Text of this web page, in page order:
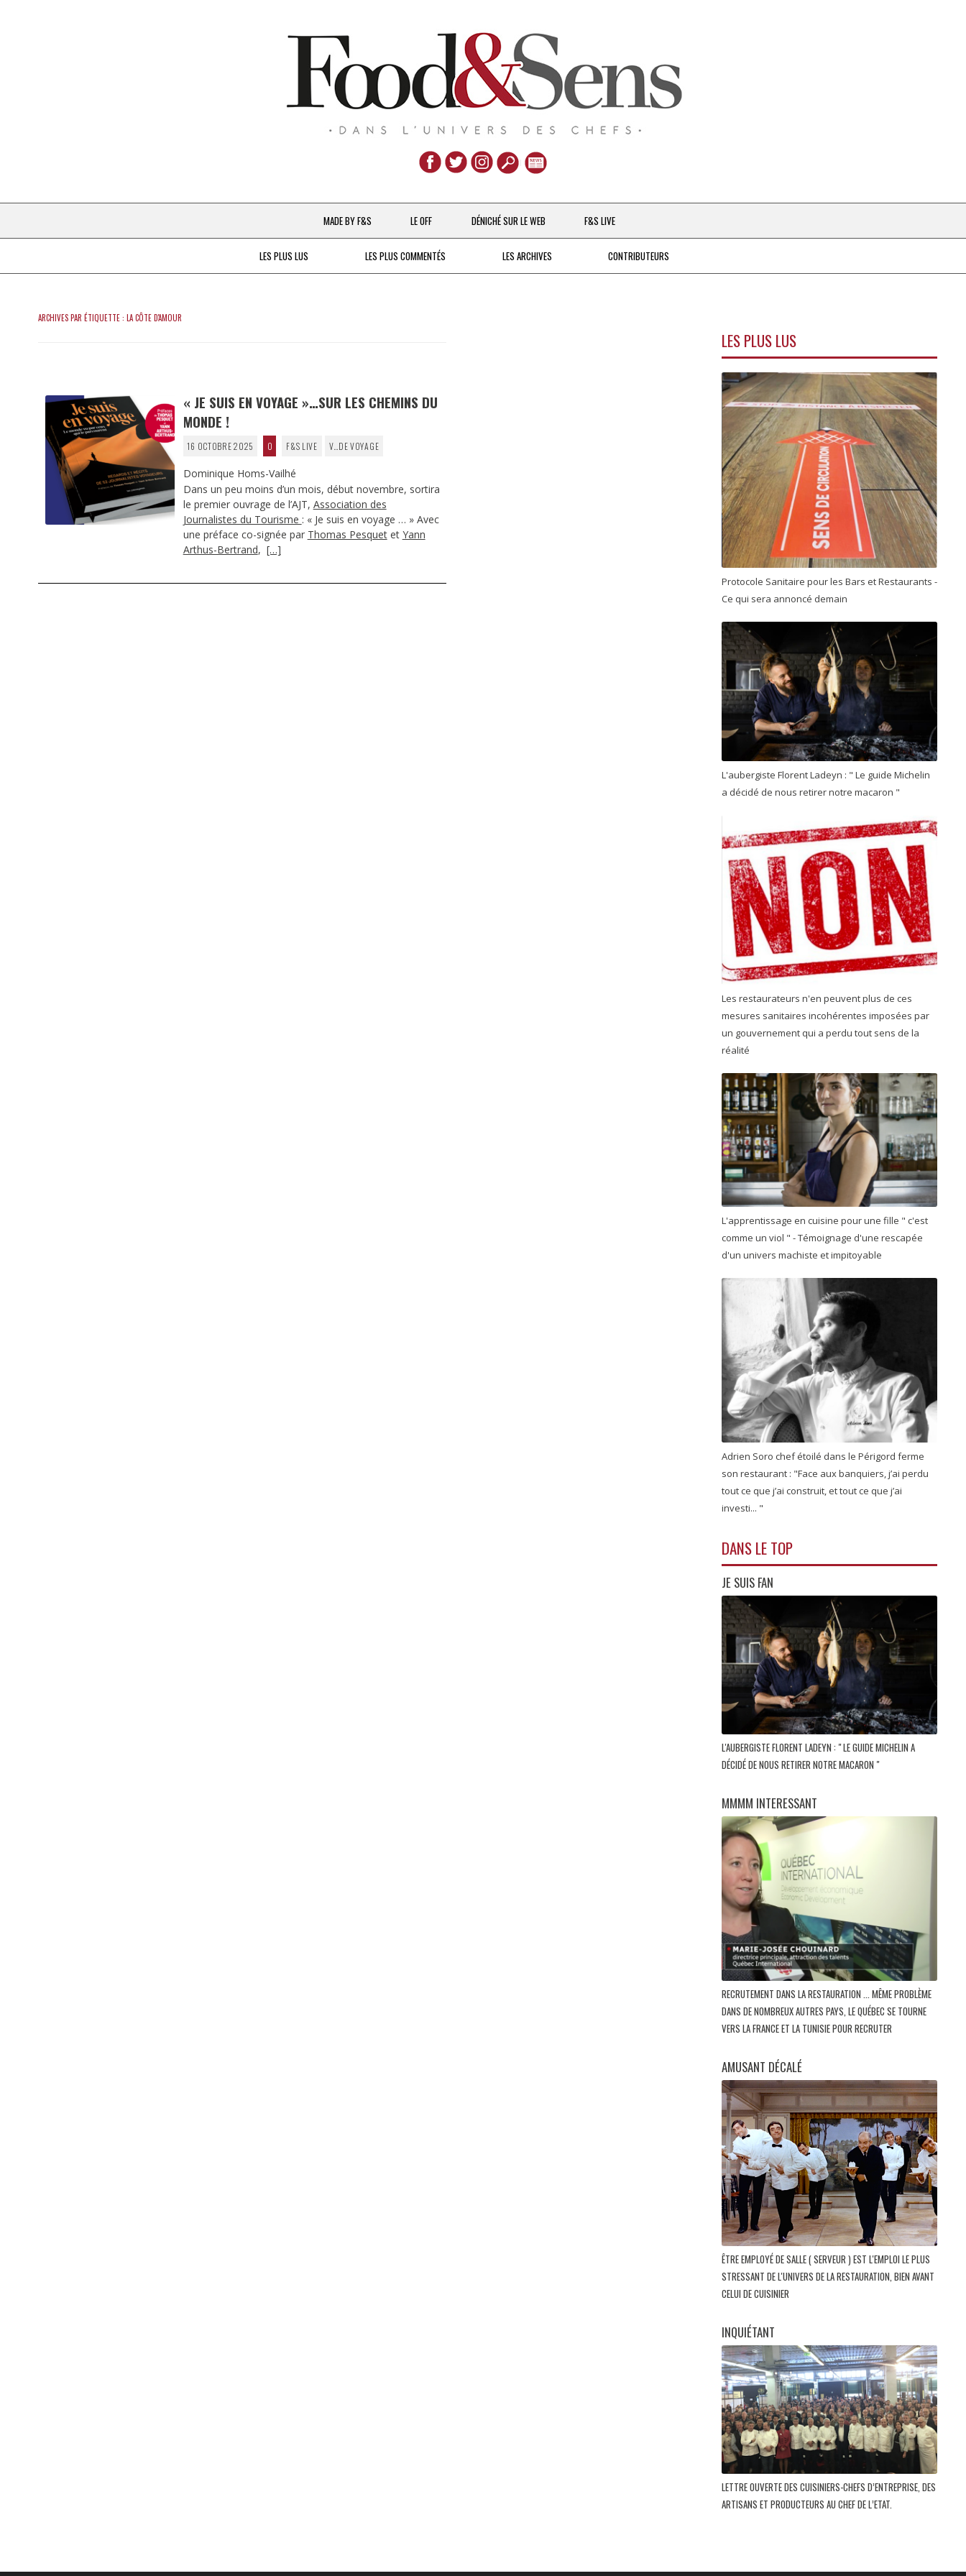
Aller
au
contenu
MADE BY F&S
CHEFS & ACTUALITÉS
LE OFF DÉNICHÉ SUR LE WEB F&S LIVE
LES PLUS LUS LES PLUS COMMENTÉS LES ARCHIVES CONTRIBUTEURS
ARCHIVES PAR ÉTIQUETTE : LA CÔTE D'AMOUR
« JE SUIS EN VOYAGE »…SUR LES CHEMINS DU
MONDE !
16 OCTOBRE 2025 0 F&S LIVE V…DE VOYAGE
Dominique Homs-Vailhé
Dans un peu moins d’un mois, début novembre, sortira
le premier ouvrage de l’AJT, Association des
Journalistes du Tourisme : « Je suis en voyage … » Avec
une préface co-signée par Thomas Pesquetet Yann
Arthus-Bertrand, […]
LES PLUS LUS
Protocole Sanitaire pour les Bars et Restaurants -
Ce qui sera annoncé demain
L'aubergiste Florent Ladeyn : " Le guide Michelin
a décidé de nous retirer notre macaron "
Les restaurateurs n'en peuvent plus de ces
mesures sanitaires incohérentes imposées par
un gouvernement qui a perdu tout sens de la
réalité
L'apprentissage en cuisine pour une fille " c'est
comme un viol " - Témoignage d'une rescapée
d'un univers machiste et impitoyable
Adrien Soro chef étoilé dans le Périgord ferme
son restaurant : "Face aux banquiers, j’ai perdu
tout ce que j’ai construit, et tout ce que j’ai
investi... "
DANS LE TOP
JE SUIS FAN
L'AUBERGISTE FLORENT LADEYN : " LE GUIDE MICHELIN A
DÉCIDÉ DE NOUS RETIRER NOTRE MACARON "
MMMM INTERESSANT
RECRUTEMENT DANS LA RESTAURATION ... MÊME PROBLÈME
DANS DE NOMBREUX AUTRES PAYS, LE QUÉBEC SE TOURNE
VERS LA FRANCE ET LA TUNISIE POUR RECRUTER
AMUSANT DÉCALÉ
ÊTRE EMPLOYÉ DE SALLE ( SERVEUR ) EST L'EMPLOI LE PLUS
STRESSANT DE L'UNIVERS DE LA RESTAURATION, BIEN AVANT
CELUI DE CUISINIER
INQUIÉTANT
LETTRE OUVERTE DES CUISINIERS-CHEFS D’ENTREPRISE, DES
ARTISANS ET PRODUCTEURS AU CHEF DE L’ETAT.